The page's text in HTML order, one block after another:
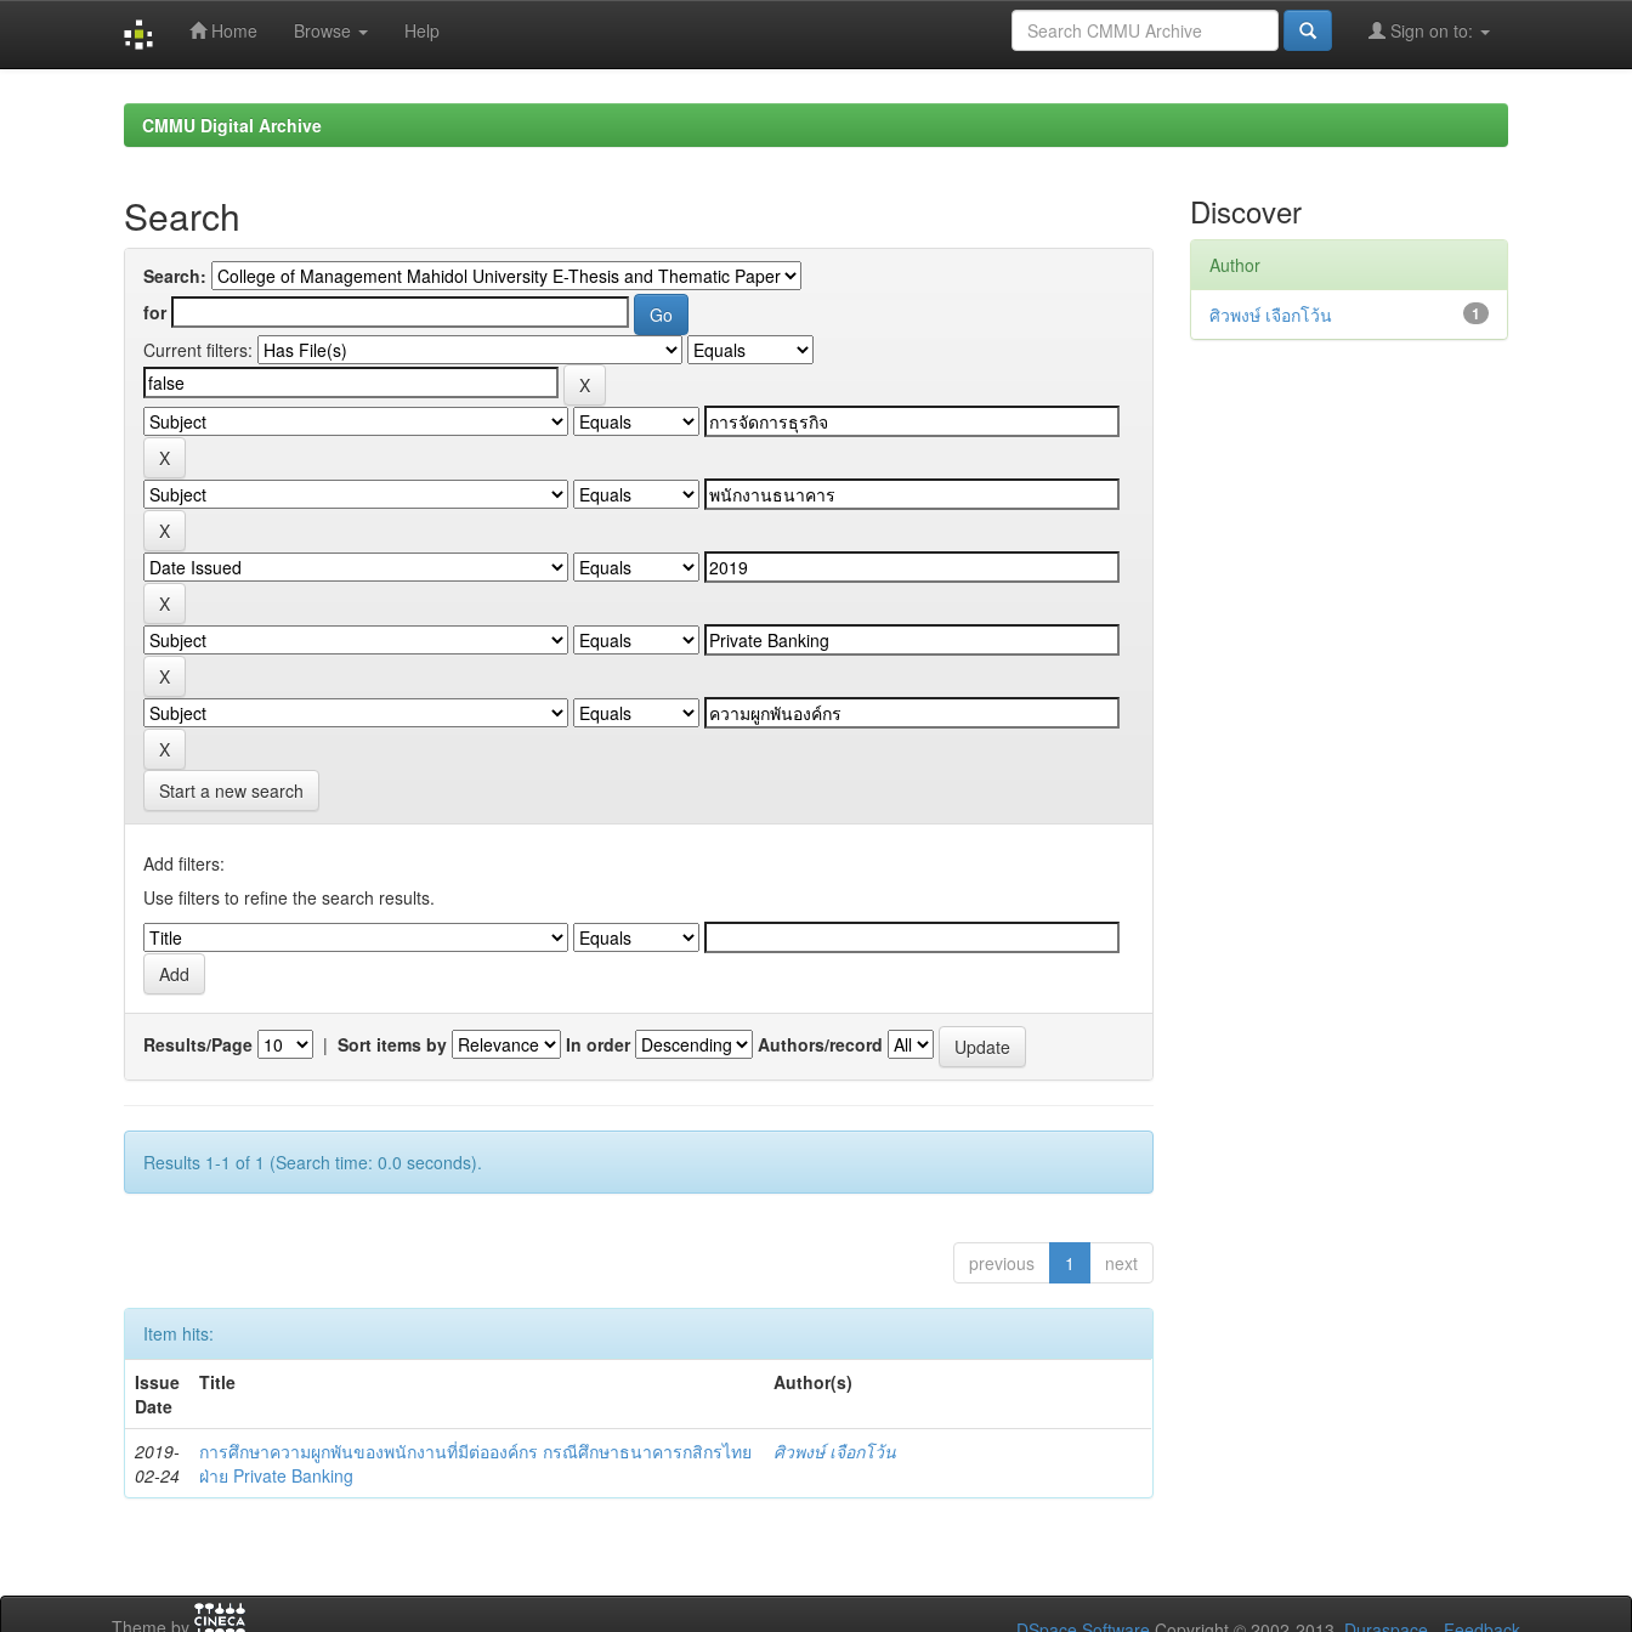
Home Browse Help Sign on to:
CMMU Digital Archive
Search
Search:
for
Current filters:
Start a new search
Add filters:
Use filters to refine the search results.
Results/Page | Sort items by In order Authors/record
Results 1-1 of 1 (Search time: 0.0 seconds).
previous 1 next
Item hits:
Issue
Date
Title Author(s)
2019-
02-24
การศึกษาความผูกพันของพนักงานที่มีต่อองค์กร กรณีศึกษาธนาคารกสิกรไทย
ฝ่าย Private Banking
ศิวพงษ์ เจือกโว้น
Discover
Author
1
ศิวพงษ์ เจือกโว้น